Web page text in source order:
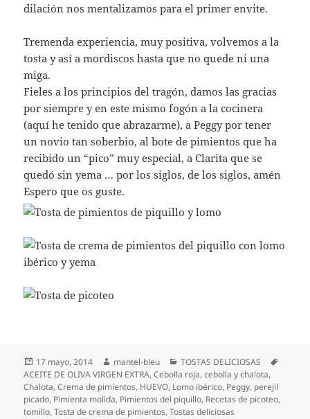
dilación nos mentalizamos para el primer envite.
Tremenda experiencia, muy positiva, volvemos a la
tosta y así a mordiscos hasta que no quede ni una
miga.
Fieles a los principios del tragón, damos las gracias
por siempre y en este mismo fogón a la cocinera
(aquí he tenido que abrazarme), a Peggy por tener
un novio tan soberbio, al bote de pimientos que ha
recibido un “pico” muy especial, a Clarita que se
quedó sin yema … por los siglos, de los siglos, amén
Espero que os guste.
Publicado
el
17 mayo, 2014 Autor
mantel-bleu Categorías
TOSTAS DELICIOSAS
ACEITE DE OLIVA VIRGEN EXTRA,Cebolla roja,cebolla y chalota,
Chalota,Crema de pimientos, HUEVO, Lomo ibérico, Peggy, perejil
picado, Pimienta molida, Pimientos del piquillo, Recetas de picoteo,
tomillo,Tosta de crema de pimientos,Tostas deliciosas